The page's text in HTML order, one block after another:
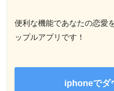
便利な機能であなたの恋愛
ップルアプリです！
iphoneでダ